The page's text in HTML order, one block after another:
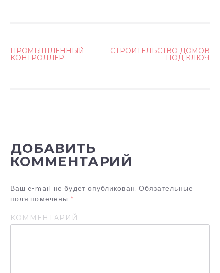
А
Ц
Я
П
О
ПРОМЫШЛЕННЫЙ
КОНТРОЛЛЕР
СТРОИТЕЛЬСТВО ДОМОВ
ПОД КЛЮЧ
ДОБАВИТЬ
КОММЕНТАРИЙ
Ваш e-mail не будет опубликован. Обязательные
поля помечены *
КОММЕНТАРИЙ